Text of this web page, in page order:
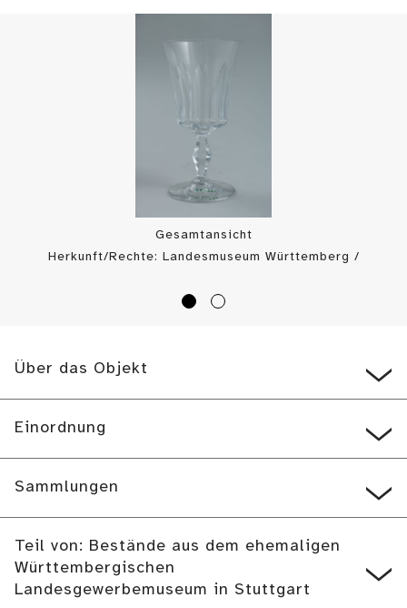
Gesamtansicht
Herkunft/Rechte: Landesmuseum Württemberg /
Über das Objekt
Einordnung
Sammlungen
Teil von: Bestände aus dem ehemaligen
Württembergischen
Landesgewerbemuseum in Stuttgart